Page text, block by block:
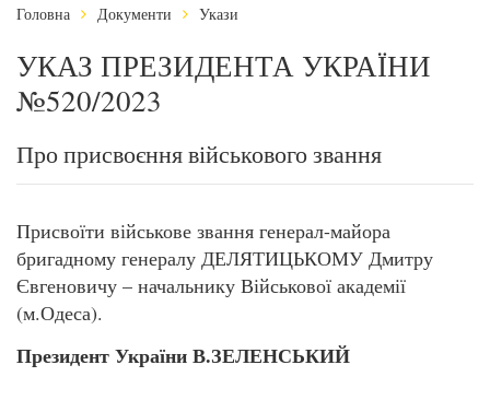
Головна Документи Укази
УКАЗ ПРЕЗИДЕНТА УКРАЇНИ
№520/2023
Про присвоєння військового звання
Присвоїти військове звання генерал-майора
бригадному генералу ДЕЛЯТИЦЬКОМУ Дмитру
Євгеновичу – начальнику Військової академії
(м.Одеса).
Президент України В.ЗЕЛЕНСЬКИЙ